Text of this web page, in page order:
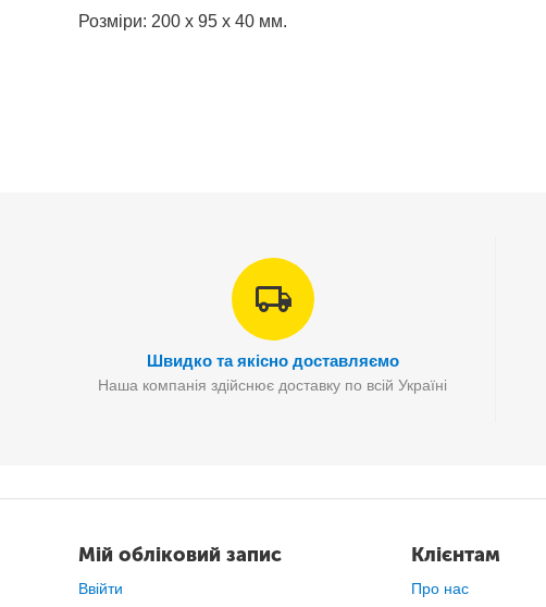
Розміри: 200 х 95 х 40 мм.
Швидко та якісно доставляємо
Наша компанія здійснює доставку по всій Україні
Мій обліковий запис
Ввійти
Клієнтам
Про нас